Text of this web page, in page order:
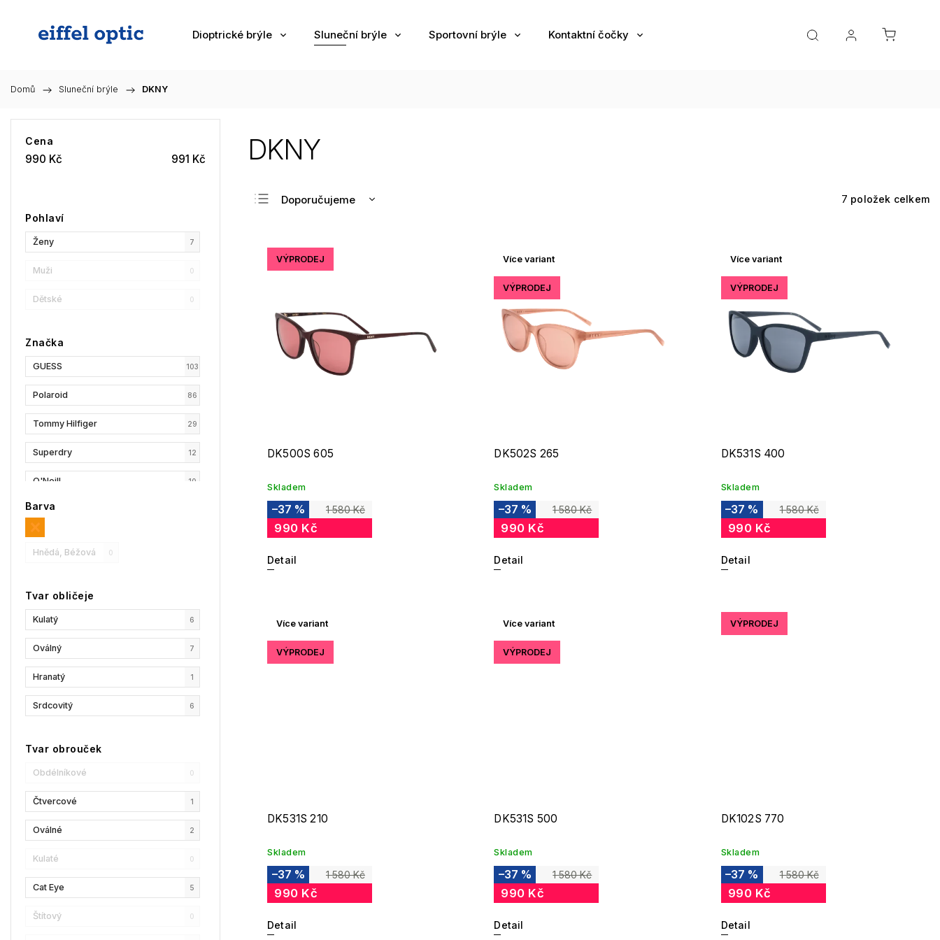
Dioptrické brýle Sluneční brýle Sportovní brýle Kontaktní čočky Doplňky
Domů / Sluneční brýle / DKNY
Cena
990 Kč 991 Kč
Pohlaví
Ženy 7
Muži 0
Dětské 0
Značka
GUESS 103
Polaroid 86
Tommy Hilfiger 29
Superdry 12
O'Neill 10
Esprit
GANT
Replay
Privé Revaux 14
GCDS 11
Liu Jo 8
MaxMara 4
Champion
Reebok
Oscar De La Renta
Donna Karan
DKNY
Calvin Klein
Barva
Hnědá, Béžová 0
Tvar obličeje
Kulatý 6
Oválný 7
Hranatý 1
Srdcovitý 6
Tvar obrouček
Obdélníkové 0
Čtvercové 1
Oválné 2
Kulaté 0
Cat Eye 5
Štítový 0
DKNY
Doporučujeme
Nejprodávanější
7 položek celkem
VÝPRODEJ
DK500S 605
Skladem
1 580 Kč
–37 %
990 Kč
Detail
Více variant
VÝPRODEJ
DK502S 265
Skladem
1 580 Kč
–37 %
990 Kč
Detail
Více variant
VÝPRODEJ
DK531S 400
Skladem
1 580 Kč
–37 %
990 Kč
Detail
Více variant
VÝPRODEJ
DK531S 210
Skladem
1 580 Kč
–37 %
990 Kč
Detail
Více variant
VÝPRODEJ
DK531S 500
Skladem
1 580 Kč
–37 %
990 Kč
Detail
VÝPRODEJ
DK102S 770
Skladem
1 580 Kč
–37 %
990 Kč
Detail